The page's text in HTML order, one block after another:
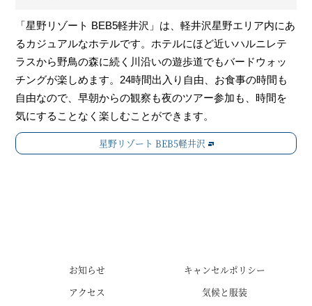
「星野リゾート BEB5軽井沢」は、軽井沢星野エリア内にあ
るカジュアルなホテルです。ホテルにほど近いハルニレテ
ラスから野鳥の森に続く川沿いの遊歩道でもバードウォッ
チングが楽しめます。24時間出入り自由、お食事の時間も
自由なので、早朝からの観察も夜のツアー参加も、時間を
気にすることなく楽しむことができます。
星野リゾート BEB5軽井沢
お知らせ
キャンセルポリシー
アクセス
気候と服装